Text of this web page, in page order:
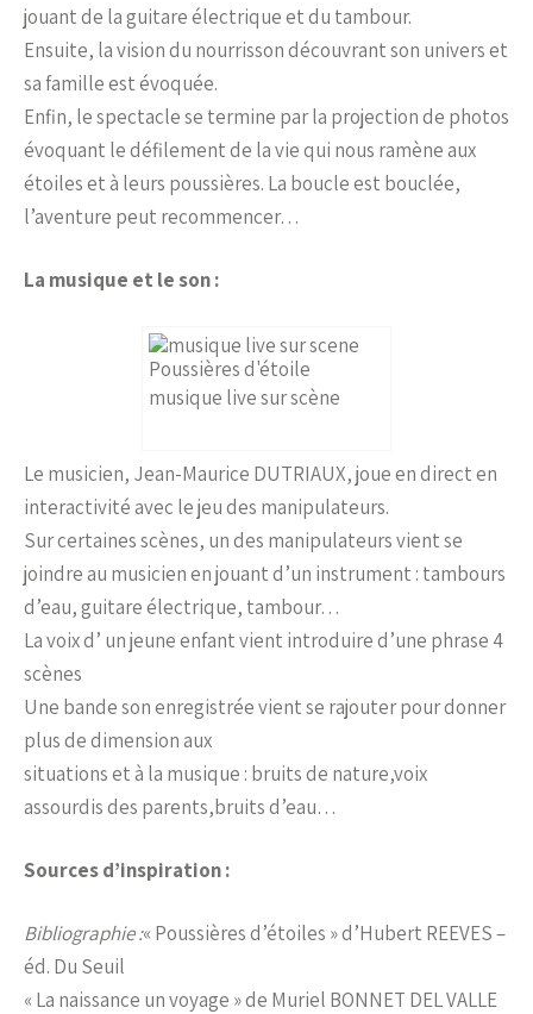
jouant de la guitare électrique et du tambour.
Ensuite, la vision du nourrisson découvrant son univers et
sa famille est évoquée.
Enfin, le spectacle se termine par la projection de photos
évoquant le défilement de la vie qui nous ramène aux
étoiles et à leurs poussières. La boucle est bouclée,
l’aventure peut recommencer…
La musique et le son :
musique live sur scène
Le musicien, Jean-Maurice DUTRIAUX, joue en direct en
interactivité avec le jeu des manipulateurs.
Sur certaines scènes, un des manipulateurs vient se
joindre au musicien en jouant d’un instrument : tambours
d’eau, guitare électrique, tambour…
La voix d’ un jeune enfant vient introduire d’une phrase 4
scènes
Une bande son enregistrée vient se rajouter pour donner
plus de dimension aux
situations et à la musique : bruits de nature,voix
assourdis des parents,bruits d’eau…
Sources d’inspiration :
Bibliographie :« Poussières d’étoiles » d’Hubert REEVES –
éd. Du Seuil
« La naissance un voyage » de Muriel BONNET DEL VALLE